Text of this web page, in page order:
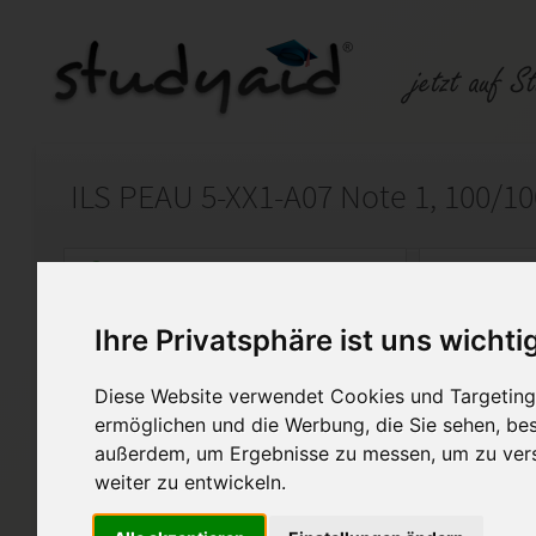
Ihre Privatsphäre ist uns
Diese Website verwendet Cookies und
ermöglichen und die Werbung, die Sie sehen,
außerdem, um Ergebnisse zu messen, um zu
weiter zu entwickeln.
ILS PEAU 5-XX1-A07 Note 1, 100/
Auf StudyAid.de verkaufen
Startseite Sonstiges
Personalentlohnung und
Die Einsendeaufgabe
ILS Personalentlohnung und